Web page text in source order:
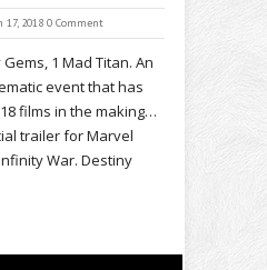
17, 2018 0 Comment
Gems, 1 Mad Titan. An
event that has
films in the making…
trailer for Marvel
War. Destiny